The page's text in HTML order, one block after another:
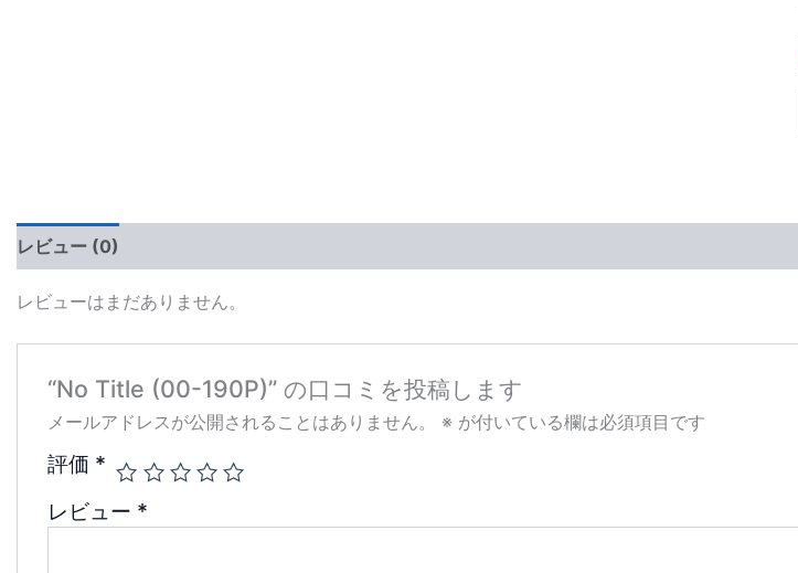
レビュー (0)
レビューはまだありません。
“No Title (00-190P)” の口コミを投稿します
メールアドレスが公開されることはありません。 ※ が付いている欄は必須項目です
評価 *
レビュー *